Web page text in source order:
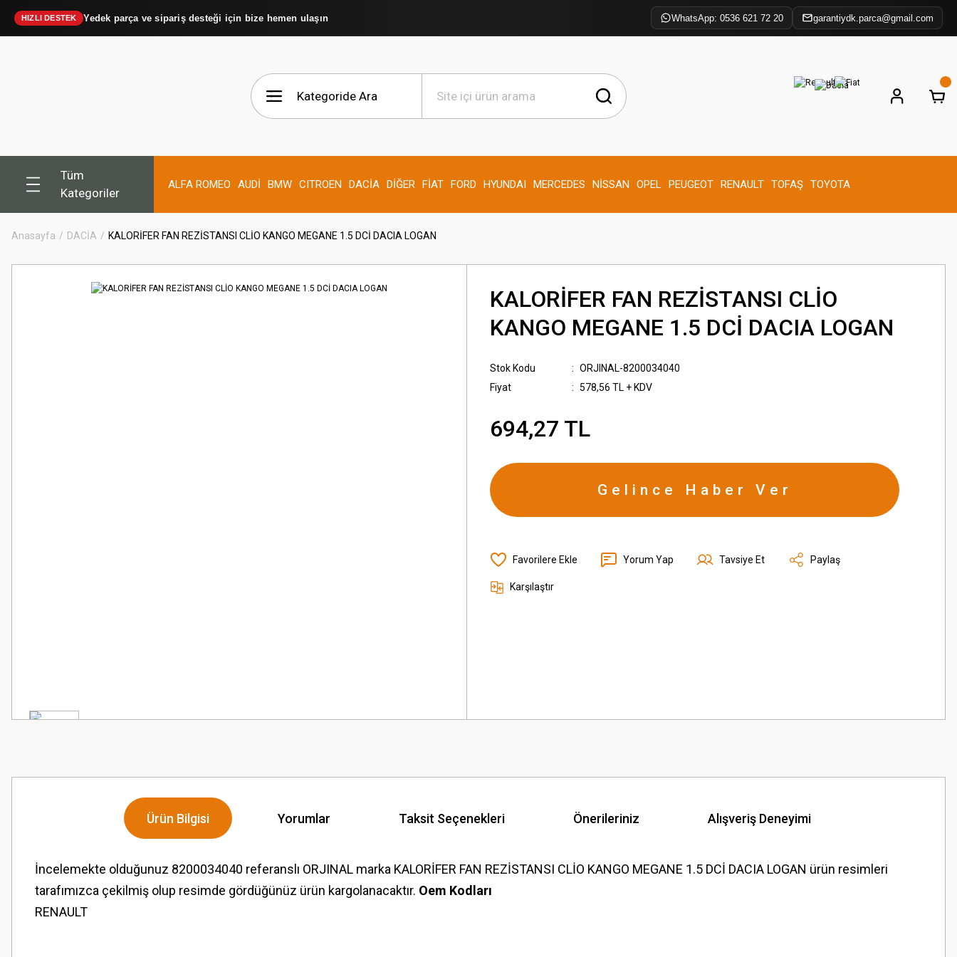
HIZLI DESTEK Yedek parça ve sipariş desteği için bize hemen ulaşın WhatsApp: 0536 621 72 20 garantiydk.parca@gmail.com
Tüm
Kategoriler
ALFA ROMEO AUDİ BMW CITROEN DACİA DİĞER FİAT FORD HYUNDAI MERCEDES NİSSAN OPEL PEUGEOT RENAULT TOFAŞ TOYOTA
Anasayfa DACİA KALORİFER FAN REZİSTANSI CLİO KANGO MEGANE 1.5 DCİ DACIA LOGAN
KALORİFER FAN REZİSTANSI CLİO
KANGO MEGANE 1.5 DCİ DACIA LOGAN
Stok Kodu
ORJINAL-8200034040
Fiyat
578,56 TL + KDV
694,27 TL
Gelince Haber Ver
Yorum Yap Tavsiye Et Paylaş
Karşılaştır
Ürün Bilgisi Yorumlar Taksit Seçenekleri Önerileriniz Alışveriş Deneyimi
İncelemekte olduğunuz 8200034040 referanslı ORJINAL marka KALORİFER FAN REZİSTANSI CLİO KANGO MEGANE 1.5 DCİ DACIA LOGAN ürün resimleri
tarafımızca çekilmiş olup resimde gördüğünüz ürün kargolanacaktır. Oem Kodları
RENAULT